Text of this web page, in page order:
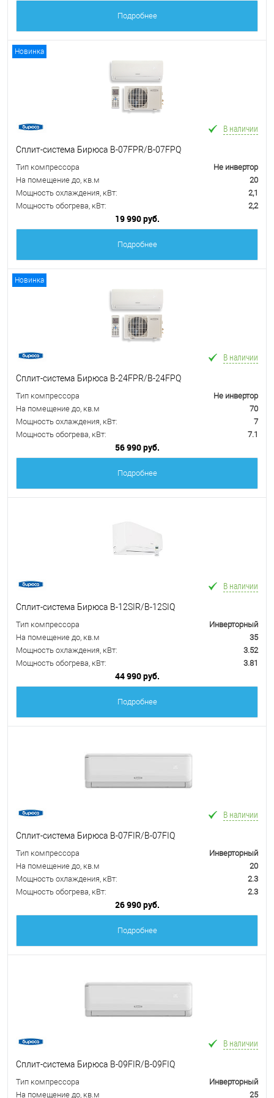
Подробнее
Новинка
В наличии
Сплит-система Бирюса B-07FPR/B-07FPQ
Тип компрессора
Не инвертор
На помещение до, кв.м
20
Мощность охлаждения, кВт:
2,1
Мощность обогрева, кВт:
2,2
19 990 руб.
Подробнее
Новинка
В наличии
Сплит-система Бирюса B-24FPR/B-24FPQ
Тип компрессора
Не инвертор
На помещение до, кв.м
70
Мощность охлаждения, кВт:
7
Мощность обогрева, кВт:
7.1
56 990 руб.
Подробнее
В наличии
Сплит-система Бирюса B-12SIR/B-12SIQ
Тип компрессора
Инверторный
На помещение до, кв.м
35
Мощность охлаждения, кВт:
3.52
Мощность обогрева, кВт:
3.81
44 990 руб.
Подробнее
В наличии
Сплит-система Бирюса B-07FIR/B-07FIQ
Тип компрессора
Инверторный
На помещение до, кв.м
20
Мощность охлаждения, кВт:
2.3
Мощность обогрева, кВт:
2.3
26 990 руб.
Подробнее
В наличии
Сплит-система Бирюса B-09FIR/B-09FIQ
Тип компрессора
Инверторный
На помещение до, кв.м
25